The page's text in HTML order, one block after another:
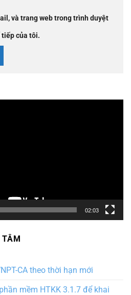
và trang web trong trình duyệt
tiếp của tôi.
02:03
TÂM
CA theo thời hạn mới
mềm HTKK 3.1.7 để khai